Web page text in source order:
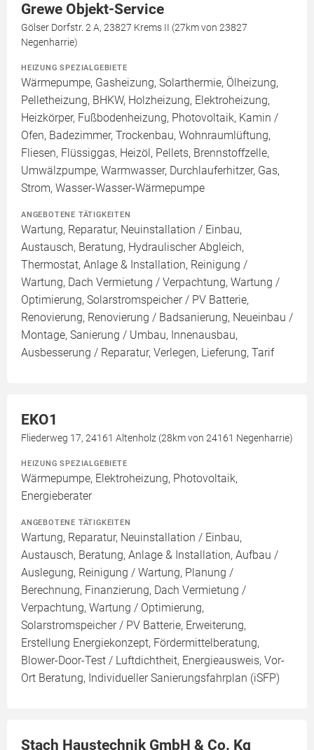
Grewe Objekt-Service
Gölser Dorfstr. 2 A, 23827 Krems II (27km von 23827
Negenharrie)
HEIZUNG SPEZIALGEBIETE
Wärmepumpe, Gasheizung, Solarthermie, Ölheizung,
Pelletheizung, BHKW, Holzheizung, Elektroheizung,
Heizkörper, Fußbodenheizung, Photovoltaik, Kamin /
Ofen, Badezimmer, Trockenbau, Wohnraumlüftung,
Fliesen, Flüssiggas, Heizöl, Pellets, Brennstoffzelle,
Umwälzpumpe, Warmwasser, Durchlauferhitzer, Gas,
Strom, Wasser-Wasser-Wärmepumpe
ANGEBOTENE TÄTIGKEITEN
Wartung, Reparatur, Neuinstallation / Einbau,
Austausch, Beratung, Hydraulischer Abgleich,
Thermostat, Anlage & Installation, Reinigung /
Wartung, Dach Vermietung / Verpachtung, Wartung /
Optimierung, Solarstromspeicher / PV Batterie,
Renovierung, Renovierung / Badsanierung, Neueinbau /
Montage, Sanierung / Umbau, Innenausbau,
Ausbesserung / Reparatur, Verlegen, Lieferung, Tarif
EKO1
Fliederweg 17, 24161 Altenholz (28km von 24161 Negenharrie)
HEIZUNG SPEZIALGEBIETE
Wärmepumpe, Elektroheizung, Photovoltaik,
Energieberater
ANGEBOTENE TÄTIGKEITEN
Wartung, Reparatur, Neuinstallation / Einbau,
Austausch, Beratung, Anlage & Installation, Aufbau /
Auslegung, Reinigung / Wartung, Planung /
Berechnung, Finanzierung, Dach Vermietung /
Verpachtung, Wartung / Optimierung,
Solarstromspeicher / PV Batterie, Erweiterung,
Erstellung Energiekonzept, Fördermittelberatung,
Blower-Door-Test / Luftdichtheit, Energieausweis, Vor-
Ort Beratung, Individueller Sanierungsfahrplan (iSFP)
Stach Haustechnik GmbH & Co. Kg